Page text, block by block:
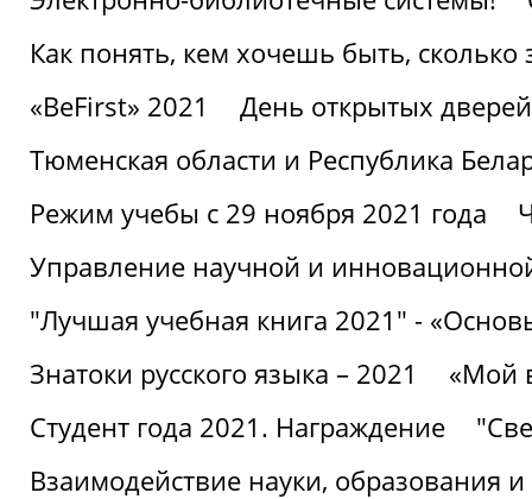
Как понять, кем хочешь быть, сколько
«BeFirst» 2021
День открытых
Тюменская области и Республика
Режим учебы с 29 ноября 2021 года
Управление научной и
"Лучшая учебная книга 2021" -
Знатоки русского языка – 2021
«Мой
Студент года 2021. Награждение
Взаимодействие науки, образования и